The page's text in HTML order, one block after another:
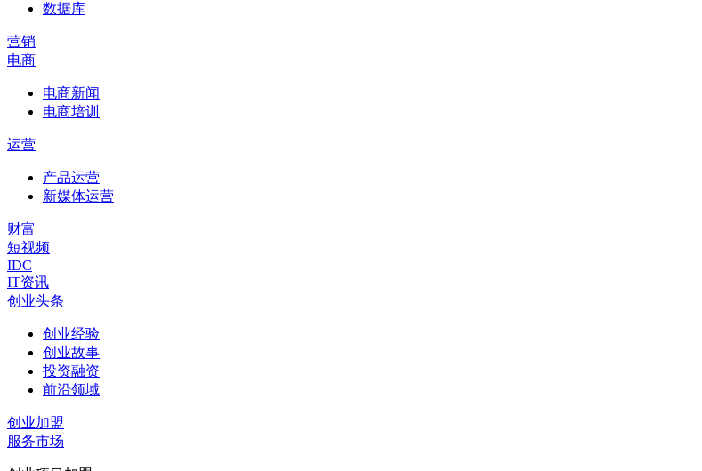
数据库
营销
电商
电商新闻
电商培训
运营
产品运营
新媒体运营
财富
短视频
IDC
IT资讯
创业头条
创业经验
创业故事
投资融资
前沿领域
创业加盟
服务市场